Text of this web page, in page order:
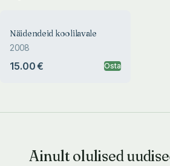
Näidendeid koolilavale
2008
15.00 € Osta
Ainult olulised